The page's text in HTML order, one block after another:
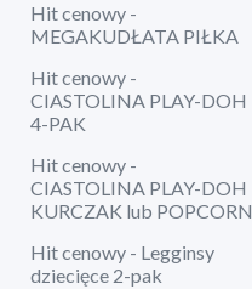
Hit cenowy -
MEGAKUDŁATA PIŁKA
Hit cenowy -
CIASTOLINA PLAY-DOH
4-PAK
Hit cenowy -
CIASTOLINA PLAY-DOH
KURCZAK lub POPCORN
Hit cenowy - Legginsy
dziecięce 2-pak